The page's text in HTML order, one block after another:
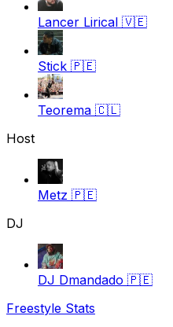
Lancer Lirical 🇻🇪
Stick 🇵🇪
Teorema 🇨🇱
Host
Metz 🇵🇪
DJ
DJ Dmandado 🇵🇪
Freestyle Stats